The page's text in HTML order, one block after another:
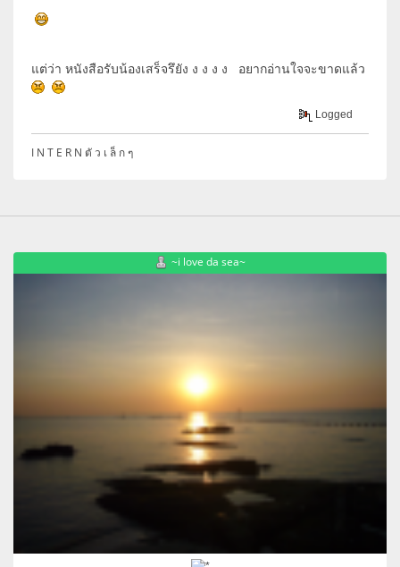
แต่ว่า หนังสือรับน้องเสร็จรึยัง ง ง ง ง อยากอ่านใจจะขาดแล้ว
Logged
I N T E R N ตั ว เ ล็ ก ๆ
~i love da sea~